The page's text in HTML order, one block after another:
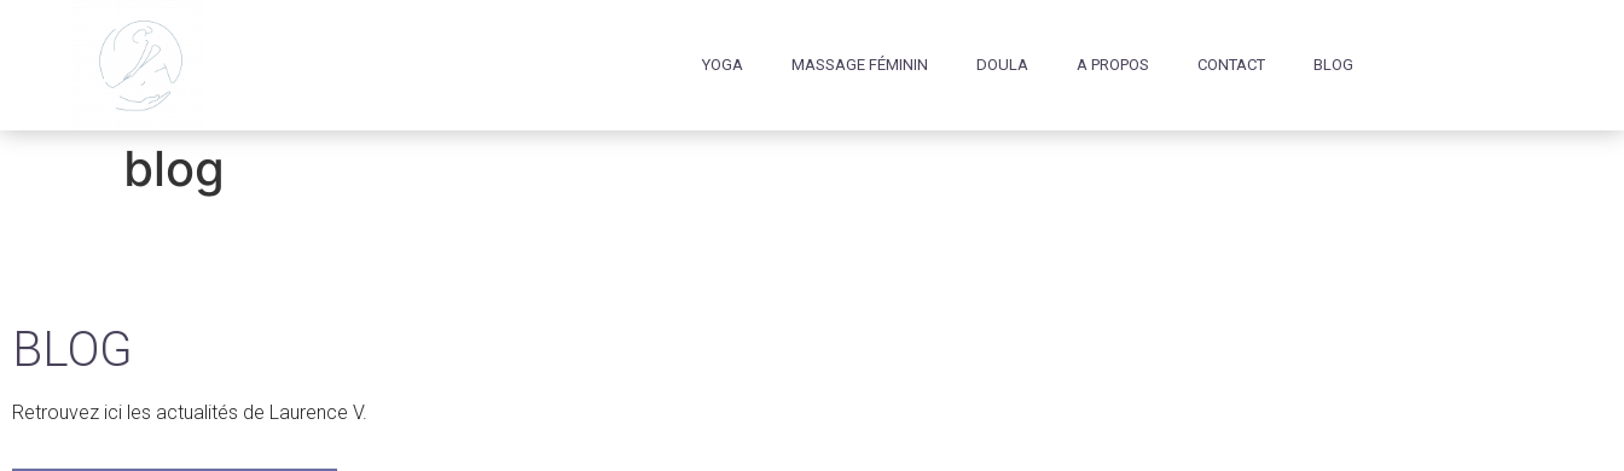
YOGA MASSAGE FÉMININ DOULA A PROPOS CONTACT BLOG
blog
BLOG
Retrouvez ici les actualités de Laurence V.